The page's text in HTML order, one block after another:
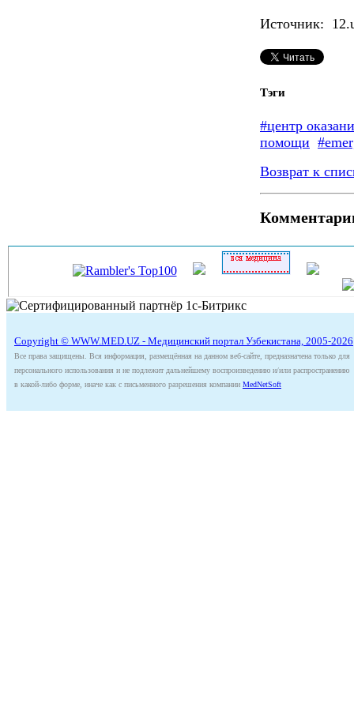
Источник:
Тэги
#центр
помощи
Возврат к
Copyright © WWW.MED.UZ - Медицинский портал Узбекистана, 2005-2026
Все права защищены. Вся информация, размещённая на данном веб-сайте, предназначена только для
персонального использования и не подлежит дальнейшему воспроизведению и/или распространению
в какой-либо форме, иначе как с письменного разрешения компании MedNetSoft